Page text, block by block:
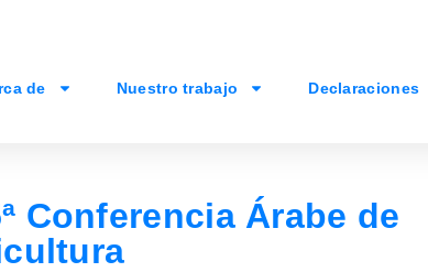
de Nuestro trabajo Declaraciones
Conferencia Árabe de